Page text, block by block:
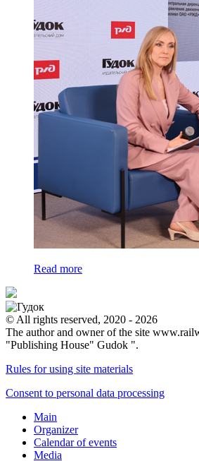
Read more
© All rights reserved, 2020 - 2026
The author and owner of the site
"Publishing House" Gudok ".
Rules for using site materials
Consent to personal data processing
Main
Organizer
Calendar of events
Media